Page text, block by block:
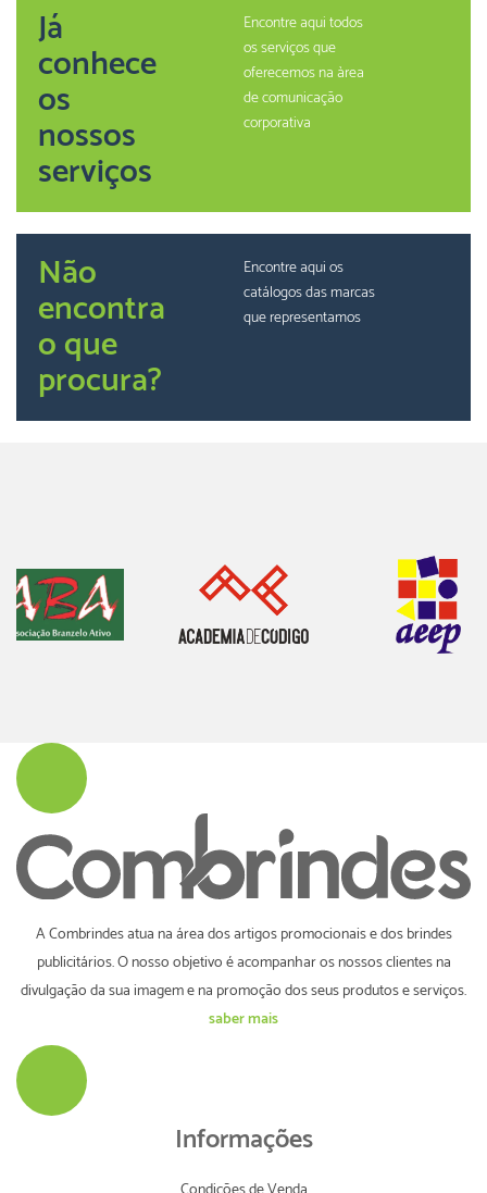
Já
conhece
os
nossos
serviços
Encontre aqui todos
os serviços que
oferecemos na àrea
de comunicação
corporativa
Não
encontra
o que
procura?
Encontre aqui os
catálogos das marcas
que representamos
A Combrindes atua na área dos artigos promocionais e dos brindes
publicitários. O nosso objetivo é acompanhar os nossos clientes na
divulgação da sua imagem e na promoção dos seus produtos e serviços.
saber mais
Informações